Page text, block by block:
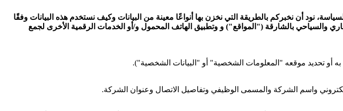
نود أن نخبركم بالطريقة التي نخزن بها أنواعًا معينة من البيانات وكيف نستخدم هذه البيانات وفقًا
والسياحي بالشارقة ("المواقع") و وتطبيق الهاتف المحمول و/أو الخدمات الرقمية الأخرى لجمع
أو تحديد موقعه "المعلومات الشخصية" أو "البيانات الشخصية").
واسم الشركة والمسمى الوظيفي وتفاصيل الاتصال وعنوان الشركة.